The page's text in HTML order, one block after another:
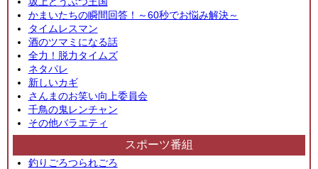
かまいたちの瞬間回答！～60秒でお悩み解決～
タイムレスマン
酒のツマミになる話
全力！脱力タイムズ
ネタパレ
新しいカギ
さんまのお笑い向上委員会
千鳥の鬼レンチャン
その他バラエティ
スポーツ番組
釣りごろつられごろ